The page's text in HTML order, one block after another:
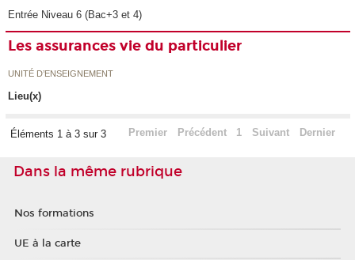
Entrée Niveau 6 (Bac+3 et 4)
Les assurances vie du particulier
UNITÉ D’ENSEIGNEMENT
Lieu(x)
Éléments 1 à 3 sur 3 Premier Précédent 1 Suivant Dernier
Dans la même rubrique
Nos formations
UE à la carte